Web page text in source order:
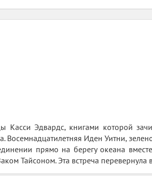
Касси Эдвардс, книгами которой
Иден Уитни,
прямо на берегу океана
Тайсоном. Эта встреча перевернула